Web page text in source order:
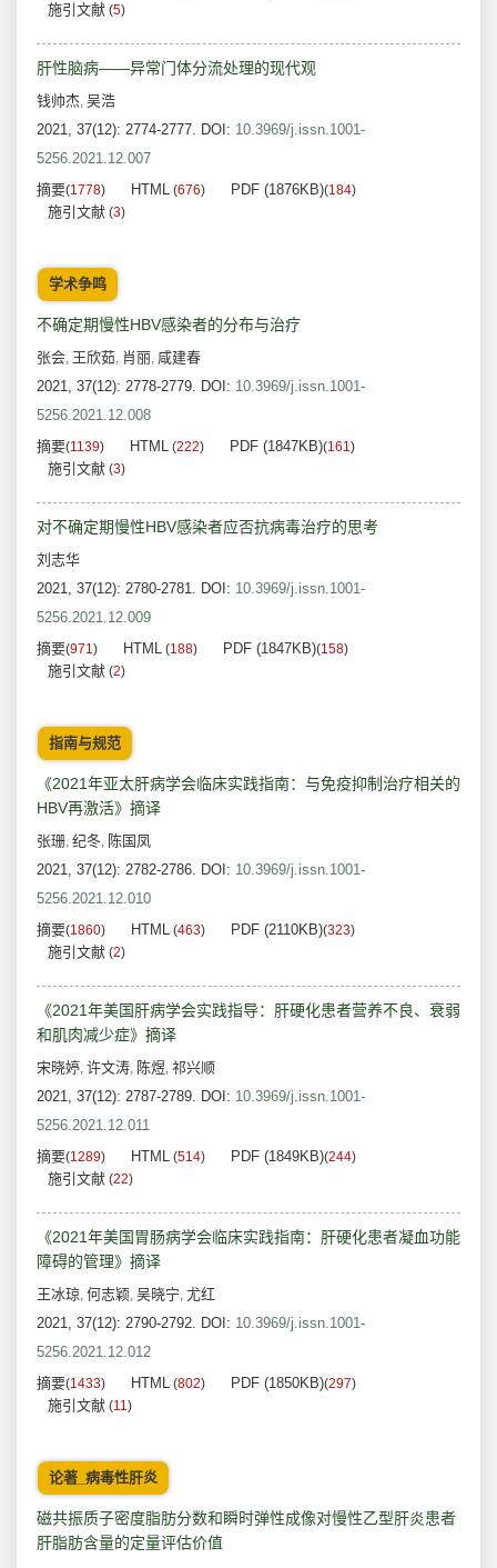
施引文献 (5)
肝性脑病——异常门体分流处理的现代观
钱帅杰, 吴浩
2021, 37(12): 2774-2777. DOI: 10.3969/j.issn.1001-
5256.2021.12.007
摘要(1778) HTML (676) PDF (1876KB)(184)
施引文献 (3)
学术争鸣
不确定期慢性HBV感染者的分布与治疗
张会, 王欣茹, 肖丽, 咸建春
2021, 37(12): 2778-2779. DOI: 10.3969/j.issn.1001-
5256.2021.12.008
摘要(1139) HTML (222) PDF (1847KB)(161)
施引文献 (3)
对不确定期慢性HBV感染者应否抗病毒治疗的思考
刘志华
2021, 37(12): 2780-2781. DOI: 10.3969/j.issn.1001-
5256.2021.12.009
摘要(971) HTML (188) PDF (1847KB)(158)
施引文献 (2)
指南与规范
《2021年亚太肝病学会临床实践指南：与免疫抑制治疗相关的
HBV再激活》摘译
张珊, 纪冬, 陈国凤
2021, 37(12): 2782-2786. DOI: 10.3969/j.issn.1001-
5256.2021.12.010
摘要(1860) HTML (463) PDF (2110KB)(323)
施引文献 (2)
《2021年美国肝病学会实践指导：肝硬化患者营养不良、衰弱
和肌肉减少症》摘译
宋晓婷, 许文涛, 陈煜, 祁兴顺
2021, 37(12): 2787-2789. DOI: 10.3969/j.issn.1001-
5256.2021.12.011
摘要(1289) HTML (514) PDF (1849KB)(244)
施引文献 (22)
《2021年美国胃肠病学会临床实践指南：肝硬化患者凝血功能
障碍的管理》摘译
王冰琼, 何志颖, 吴晓宁, 尤红
2021, 37(12): 2790-2792. DOI: 10.3969/j.issn.1001-
5256.2021.12.012
摘要(1433) HTML (802) PDF (1850KB)(297)
施引文献 (11)
论著_病毒性肝炎
磁共振质子密度脂肪分数和瞬时弹性成像对慢性乙型肝炎患者
肝脂肪含量的定量评估价值